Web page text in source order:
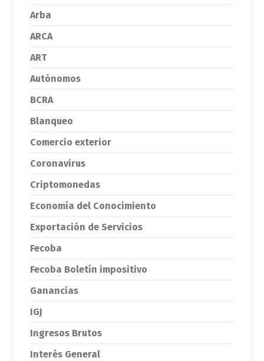
Arba
ARCA
ART
Autónomos
BCRA
Blanqueo
Comercio exterior
Coronavirus
Criptomonedas
Economía del Conocimiento
Exportación de Servicios
Fecoba
Fecoba Boletín impositivo
Ganancias
IGJ
Ingresos Brutos
Interés General